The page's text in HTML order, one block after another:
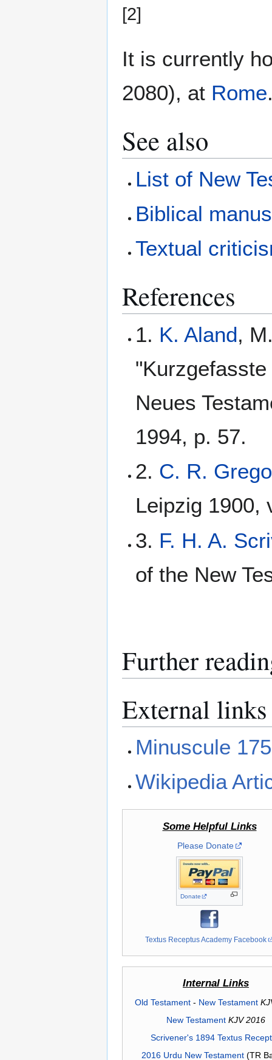
[2]
It is currently
2080), at Rome
See also
List of New
Biblical
Textual
References
1. K. Aland,
Neues
1994, p. 57.
2. C. R.
Leipzig 1900,
3. F. H. A.
of the New
Further
External links
Minuscule 175
Wikipedia
Some Helpful Links
Please Donate
Donate
Textus Receptus Academy Facebook
Internal Links
Old Testament- New Testament
New Testament KJV 2016
Scrivener's 1894 Textus
2016 Urdu New Testament(TR